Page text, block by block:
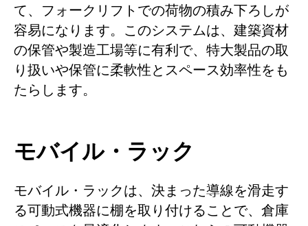
て、フォークリフトでの荷物の積み下ろしが
容易になります。このシステムは、建築資材
の保管や製造工場等に有利で、特大製品の取
り扱いや保管に柔軟性とスペース効率性をも
たらします。
モバイル・ラック
モバイル・ラックは、決まった導線を滑走す
る可動式機器に棚を取り付けることで、倉庫